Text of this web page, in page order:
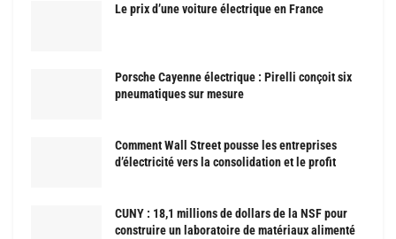
Le prix d’une voiture électrique en France
Porsche Cayenne électrique : Pirelli conçoit six
pneumatiques sur mesure
Comment Wall Street pousse les entreprises
d’électricité vers la consolidation et le profit
CUNY : 18,1 millions de dollars de la NSF pour
construire un laboratoire de matériaux alimenté